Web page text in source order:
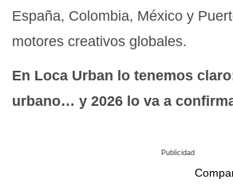
España, Colombia, México y
motores creativos globales.
En Loca Urban lo tenemos
urbano… y 2026 lo va a
Publicidad